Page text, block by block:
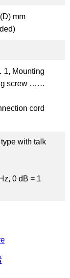
mm
Mounting
screw ……
cord
with talk
0 dB = 1